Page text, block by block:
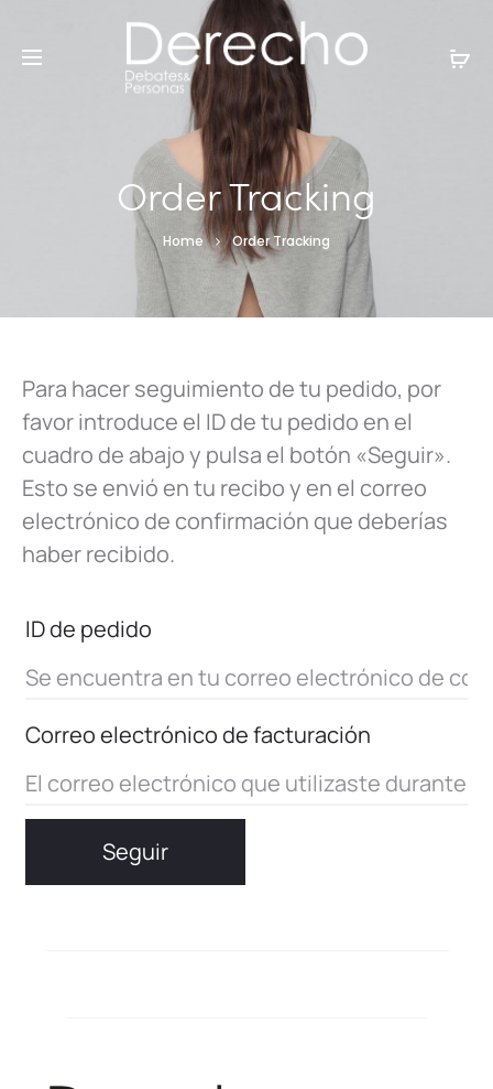
Order Tracking
Home Order Tracking
Para hacer seguimiento de tu pedido, por
favor introduce el ID de tu pedido en el
cuadro de abajo y pulsa el botón «Seguir».
Esto se envió en tu recibo y en el correo
electrónico de confirmación que deberías
haber recibido.
ID de pedido
Correo electrónico de facturación
Seguir